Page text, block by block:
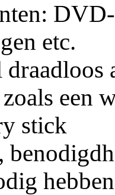
etc.
een
stick